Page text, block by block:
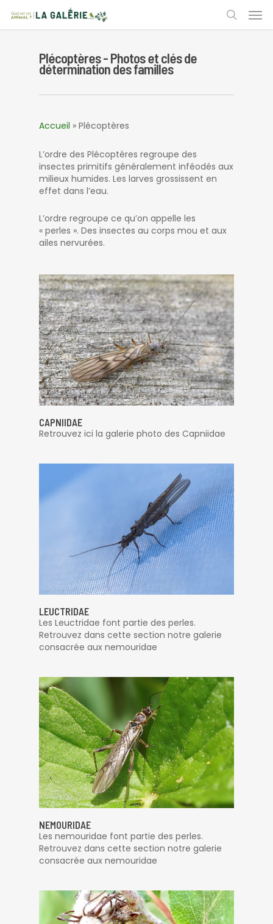
main
search
Plécoptères - Photos et clés de
détermination des familles
Accueil » Plécoptères
L’ordre des Plécoptères regroupe des
insectes primitifs généralement inféodés aux
milieux humides. Les larves grossissent en
effet dans l’eau.
L’ordre regroupe ce qu’on appelle les
« perles ». Des insectes au corps mou et aux
ailes nervurées.
CAPNIIDAE
Retrouvez ici la galerie photo des Capniidae
LEUCTRIDAE
Les Leuctridae font partie des perles.
Retrouvez dans cette section notre galerie
consacrée aux nemouridae
NEMOURIDAE
Les nemouridae font partie des perles.
Retrouvez dans cette section notre galerie
consacrée aux nemouridae